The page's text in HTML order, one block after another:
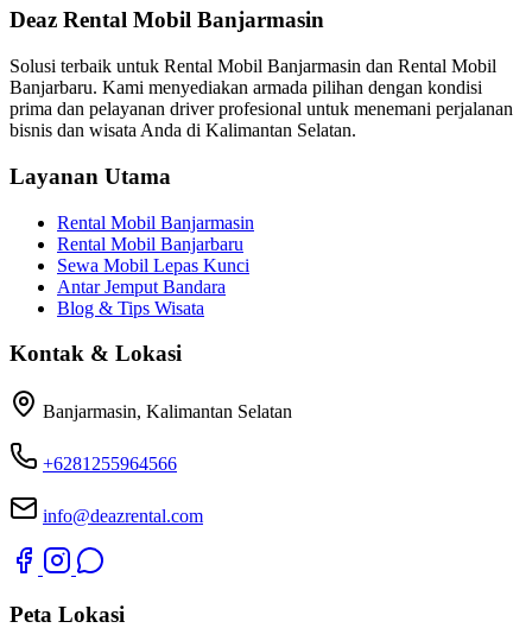
Deaz Rental Mobil Banjarmasin
Solusi terbaik untuk Rental Mobil Banjarmasin dan Rental Mobil
Banjarbaru. Kami menyediakan armada pilihan dengan kondisi
prima dan pelayanan driver profesional untuk menemani perjalanan
bisnis dan wisata Anda di Kalimantan Selatan.
Layanan Utama
Rental Mobil Banjarmasin
Rental Mobil Banjarbaru
Sewa Mobil Lepas Kunci
Antar Jemput Bandara
Blog & Tips Wisata
Kontak & Lokasi
Banjarmasin, Kalimantan Selatan
+6281255964566
info@deazrental.com
Peta Lokasi